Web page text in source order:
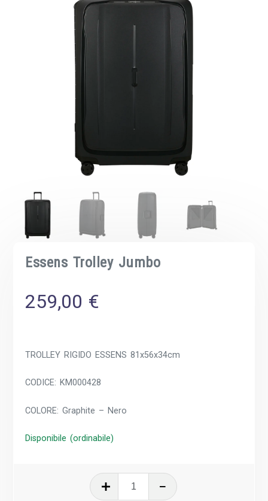
Essens Trolley Jumbo
259,00 €
TROLLEY RIGIDO ESSENS 81x56x34cm
CODICE: KM000428
COLORE: Graphite – Nero
Disponibile (ordinabile)